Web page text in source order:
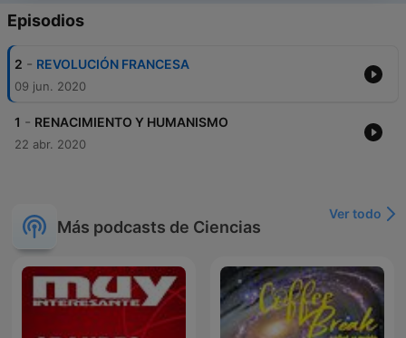
Episodios
2 - REVOLUCIÓN FRANCESA
09 jun. 2020
1 - RENACIMIENTO Y HUMANISMO
22 abr. 2020
Más podcasts de Ciencias
Ver todo